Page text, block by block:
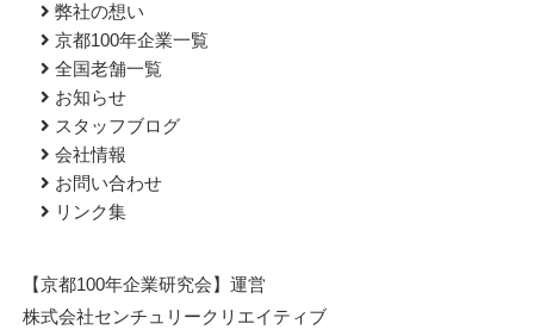
弊社の想い
京都100年企業一覧
全国老舗一覧
お知らせ
スタッフブログ
会社情報
お問い合わせ
リンク集
【京都100年企業研究会】運営
株式会社センチュリークリエイティブ